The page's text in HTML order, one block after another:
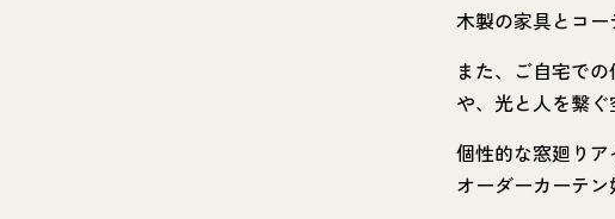
木製の家具とコー
また、ご自宅で
や、光と人を繋ぐ
個性的な窓廻りア
オーダーカーテ